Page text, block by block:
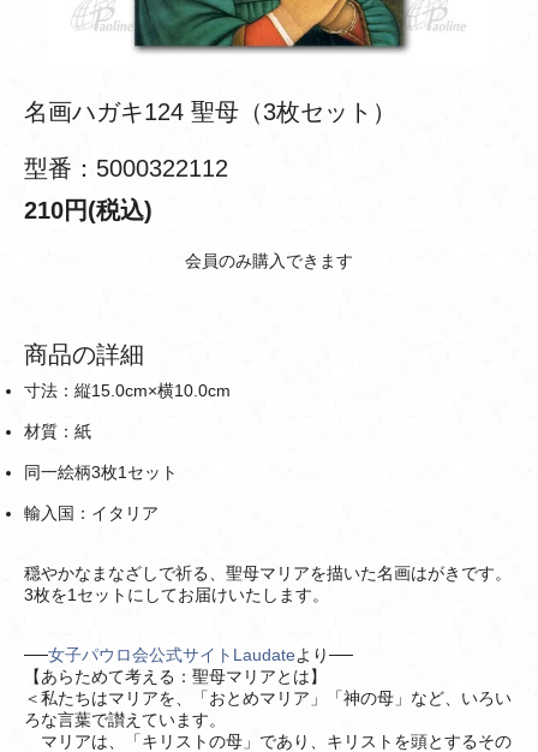
名画ハガキ124 聖母（3枚セット）
型番：5000322112
210円(税込)
会員のみ購入できます
商品の詳細
寸法：縦15.0cm×横10.0cm
材質：紙
同一絵柄3枚1セット
輸入国：イタリア
穏やかなまなざしで祈る、聖母マリアを描いた名画はがきです。
3枚を1セットにしてお届けいたします。
──女子パウロ会公式サイトLaudateより──
【あらためて考える：聖母マリアとは】
＜私たちはマリアを、「おとめマリア」「神の母」など、いろい
ろな言葉で讃えています。
マリアは、「キリストの母」であり、キリストを頭とするその